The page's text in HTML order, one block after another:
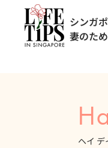
シンガ
妻のた
ヘイ デ